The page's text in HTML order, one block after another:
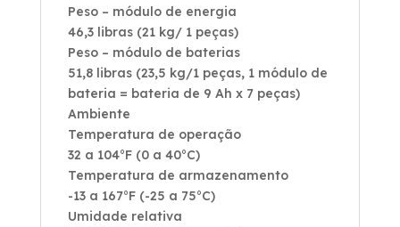
Peso – módulo de energia
46,3 libras (21 kg/ 1 peças)
Peso – módulo de baterias
51,8 libras (23,5 kg/1 peças, 1 módulo de
bateria = bateria de 9 Ah x 7 peças)
Ambiente
Temperatura de operação
32 a 104°F (0 a 40°C)
Temperatura de armazenamento
-13 a 167°F (-25 a 75°C)
Umidade relativa